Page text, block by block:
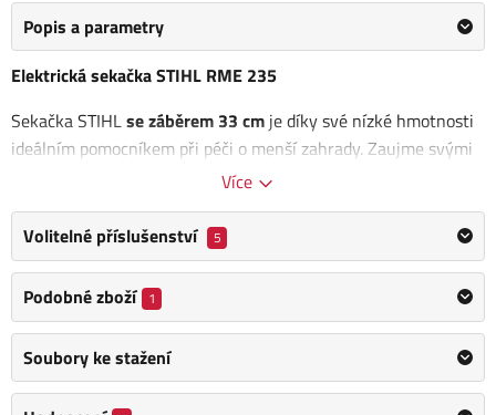
Popis a parametry
Elektrická sekačka STIHL RME 235
Sekačka STIHLse záběrem 33 cm je díky své nízké hmotnosti
ideálním pomocníkem při péči o menší zahrady. Zaujme svými
kompaktními rozměry a snadnou manévrovatelností.
Výšku sečení lze centrálně nastavit v rozmezí 25-65 mm.
Dvoustupňově výškově nastavitelná rukojeť
pro přizpůsobení
se výšce uživatele a pro pohodlnou práci. Robustní pojezdová
kola s trakčním vzorkem vynikají dlouhou životností, udržují
stabilní směr při jízdě současně se zachovanou perfektní
manévrovatelností.
Sběrný koš se díky
snadno otevírá a
Více
Volitelné příslušenství 5
Podobné zboží 1
Soubory ke stažení